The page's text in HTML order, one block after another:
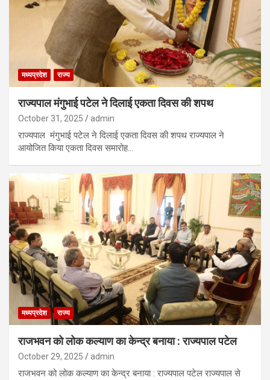
मध्यप्रदेश राज्य
राज्यपाल मंगुभाई पटेल ने दिलाई एकता दिवस की शपथ
October 31, 2025 admin
राज्यपाल मंगुभाई पटेल ने दिलाई एकता दिवस की शपथ राज्यपाल ने
आयोजित किया एकता दिवस समारोह…
मध्यप्रदेश राज्य
राजभवन को लोक कल्याण का केन्द्र बनाया : राज्यपाल पटेल
October 29, 2025 admin
राजभवन को लोक कल्याण का केन्द्र बनाया : राज्यपाल पटेल राज्यपाल से